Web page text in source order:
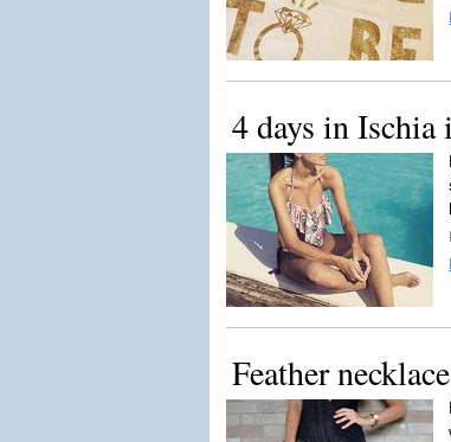
4 days in Ischia
Feather necklace